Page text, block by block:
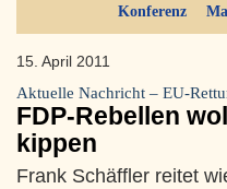
Konferenz
15. April 2011
Aktuelle Nachricht – EU-
FDP-Rebellen
kippen
Frank Schäffler reitet